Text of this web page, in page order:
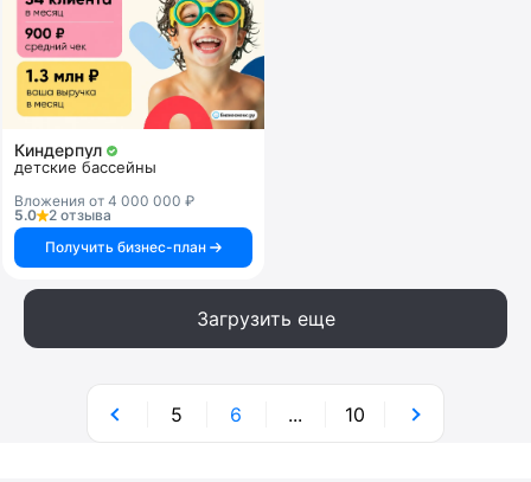
Киндерпул
детские бассейны
Вложения от 4 000 000 ₽
5.0
2 отзыва
Получить бизнес-план
Загрузить еще
5 6 ... 10